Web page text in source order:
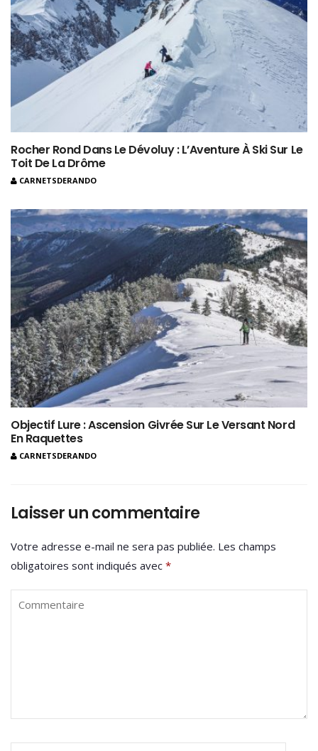
Rocher Rond Dans Le Dévoluy : L’Aventure À Ski Sur Le
Toit De La Drôme
CARNETSDERANDO
Objectif Lure : Ascension Givrée Sur Le Versant Nord
En Raquettes
CARNETSDERANDO
Laisser un commentaire
Votre adresse e-mail ne sera pas publiée. Les champs
obligatoires sont indiqués avec *